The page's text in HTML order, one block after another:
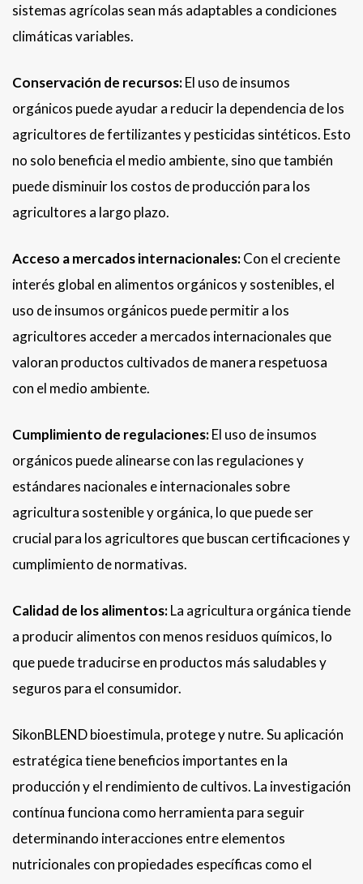
sistemas agrícolas sean más adaptables a condiciones
climáticas variables.
Conservación de recursos:El uso de insumos
orgánicos puede ayudar a reducir la dependencia de los
agricultores de fertilizantes y pesticidas sintéticos. Esto
no solo beneficia el medio ambiente, sino que también
puede disminuir los costos de producción para los
agricultores a largo plazo.
Acceso a mercados internacionales:Con el creciente
interés global en alimentos orgánicos y sostenibles, el
uso de insumos orgánicos puede permitir a los
agricultores acceder a mercados internacionales que
valoran productos cultivados de manera respetuosa
con el medio ambiente.
Cumplimiento de regulaciones:El uso de insumos
orgánicos puede alinearse con las regulaciones y
estándares nacionales e internacionales sobre
agricultura sostenible y orgánica, lo que puede ser
crucial para los agricultores que buscan certificaciones y
cumplimiento de normativas.
Calidad de los alimentos:La agricultura orgánica tiende
a producir alimentos con menos residuos químicos, lo
que puede traducirse en productos más saludables y
seguros para el consumidor.
SikonBLEND bioestimula, protege y nutre. Su aplicación
estratégica tiene beneficios importantes en la
producción y el rendimiento de cultivos. La investigación
contínua funciona como herramienta para seguir
determinando interacciones entre elementos
nutricionales con propiedades específicas como el